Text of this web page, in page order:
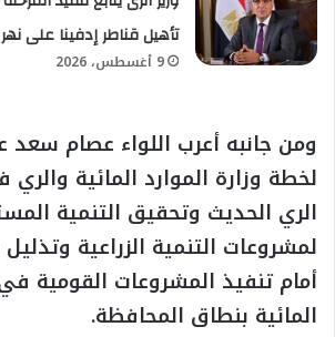
تأهيل قناطر إدفينا على نهر
9 أغسطس، 2026
ومن جانبه أعرب اللواء عصام سعد
لخطة وزارة الموارد المائية
الري الحديث وتحقيق التنمية
لمشروعات التنمية الزراعية
أمام تنفيذ المشروعات القومية
المائية بنطاق المحافظة.